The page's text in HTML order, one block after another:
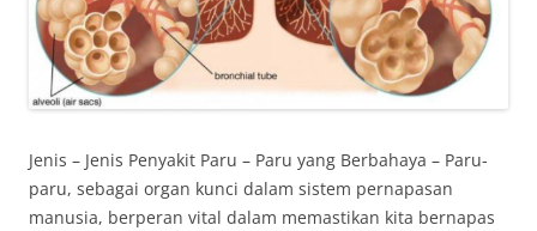
Jenis – Jenis Penyakit Paru – Paru yang Berbahaya – Paru-
paru, sebagai organ kunci dalam sistem pernapasan
manusia, berperan vital dalam memastikan kita bernapas